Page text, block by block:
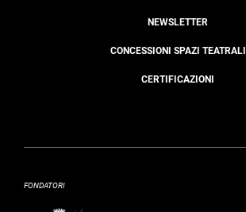
NEWSLETTER
CONCESSIONI SPAZI TEATRALI
CERTIFICAZIONI
FONDATORI